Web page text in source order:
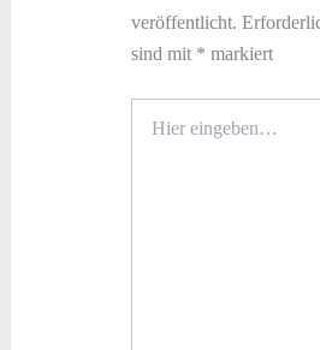
veröffentlicht.
sind mit * markiert
eingeben…